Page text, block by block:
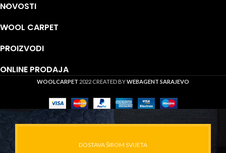
NOVOSTI
WOOL CARPET
PROIZVODI
ONLINE PRODAJA
WOOLCARPET 2022 CREATED BYWEBAGENT SARAJEVO
DOSTAVA ŠIROM SVIJETA